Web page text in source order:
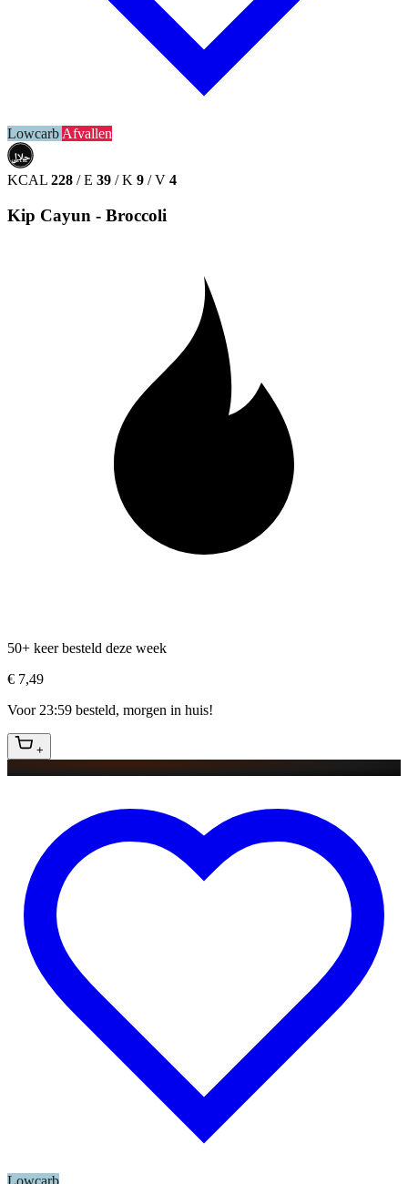
LowcarbAfvallen
حلال
HALAL
KCAL 228 / E 39 / K 9 / V 4
Kip Cayun - Broccoli
50+ keer besteld deze week
€ 7,49
Voor 23:59 besteld, morgen in huis!
+
Lowcarb